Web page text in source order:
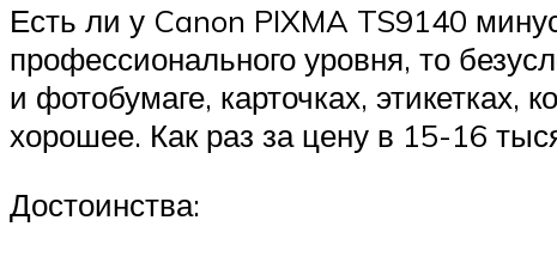
Есть ли у Canon PIXMA TS9140
профессионального уровня, то
и фотобумаге, карточках, этикетках,
хорошее. Как раз за цену в 15-16
Достоинства: